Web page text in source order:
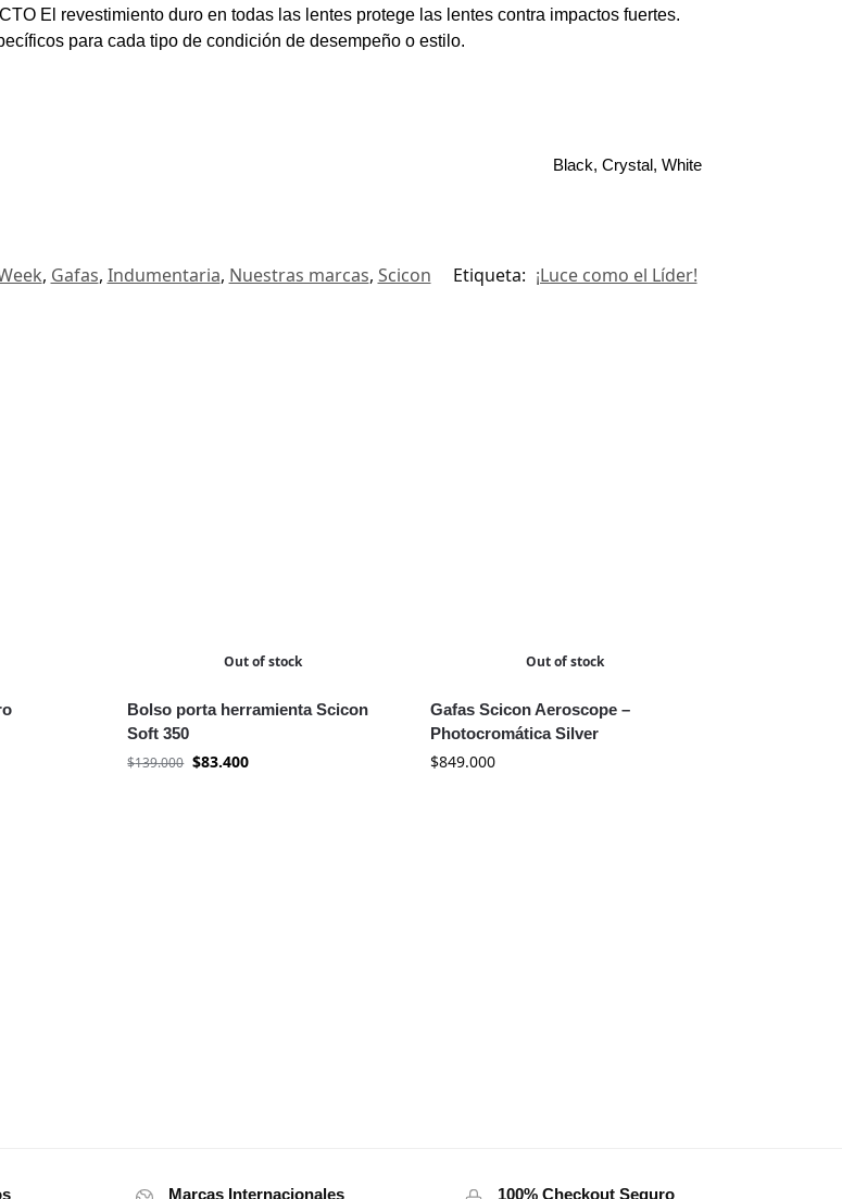
El revestimiento duro en todas las lentes protege las lentes contra impactos fuertes.
para cada tipo de condición de desempeño o estilo.
Black, Crystal, White
, Gafas, Indumentaria, Nuestras marcas, Scicon Etiqueta: ¡Luce como el Líder!
Out of stock
Bolso porta herramienta Scicon
Soft 350
$139.000 $83.400
Out of stock
Gafas Scicon Aeroscope –
Photocromática Silver
$849.000
Marcas Internacionales 100% Checkout Seguro